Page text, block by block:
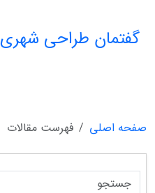
گفتمان طراحی شهری
صفحه اصلی
فهرست مقالات